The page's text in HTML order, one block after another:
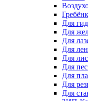
Для
Для
Для
Для
Для
Для
Для
Для
Для